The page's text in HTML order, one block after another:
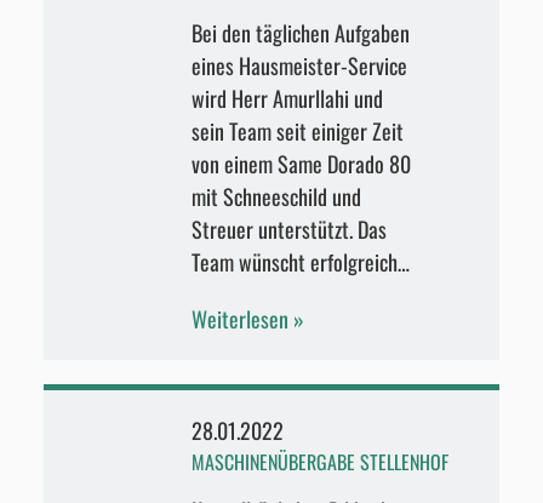
Bei den täglichen Aufgaben
eines Hausmeister-Service
wird Herr Amurllahi und
sein Team seit einiger Zeit
von einem Same Dorado 80
mit Schneeschild und
Streuer unterstützt. Das
Team wünscht erfolgreich…
Weiterlesen
28.01.2022
MASCHINENÜBERGABE STELLENHOF